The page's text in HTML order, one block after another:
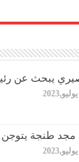
يبحث عن
مجد طنجة